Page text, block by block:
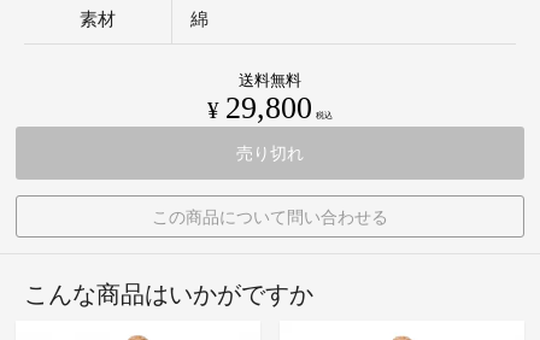
素材 綿
送料無料
¥ 29,800 税込
売り切れ
この商品について問い合わせる
こんな商品はいかがですか